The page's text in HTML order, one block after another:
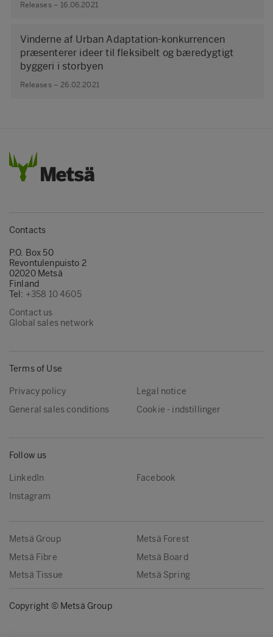
Releases – 16.06.2021
Vinderne af Urban Adaptation-konkurrencen
præsenterer ideer til fleksibelt og bæredygtigt
byggeri i storbyen
Releases – 26.02.2021
Contacts
P.O. Box 50
Revontulenpuisto 2
02020 Metsä
Finland
Tel: +358 10 4605
Contact us
Global sales network
Terms of Use
Privacy policy
Legal notice
General sales conditions
Cookie - indstillinger
Follow us
LinkedIn
Facebook
Instagram
Metsä Group
Metsä Forest
Metsä Fibre
Metsä Board
Metsä Tissue
Metsä Spring
Copyright © Metsä Group